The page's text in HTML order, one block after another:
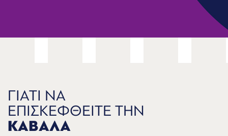
ΓΙΑΤΙ ΝΑ
ΕΠΙΣΚΕΦΘΕΙΤΕ ΤΗΝ
ΚΑΒΑΛΑ